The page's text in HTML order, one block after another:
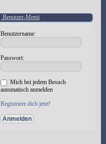
Benutzer-Menü
Benutzername:
Passwort:
Mich bei jedem Besuch
automatisch anmelden
Registriere dich jetzt!